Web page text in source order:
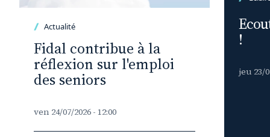
Actualité
Fidal contribue à la
réflexion sur l'emploi
des seniors
ven 24/07/2026 - 12:00
!
jeu 23/